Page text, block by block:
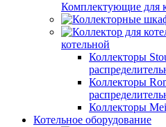
Комплектующие для
котельной
Коллекторы
Коллекторы
Коллекторы
Котельное оборудование